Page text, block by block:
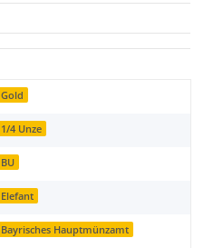
Gold
1/4 Unze
BU
Elefant
Bayrisches Hauptmünzamt